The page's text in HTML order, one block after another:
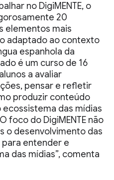
no DigiMENTE, o
20
elementos mais
adaptado ao contexto
espanhola da
é um curso de 16
a avaliar
pensar e refletir
produzir conteúdo
das mídias
foco do DigiMENTE não
o desenvolvimento das
entender e
das mídias”, comenta